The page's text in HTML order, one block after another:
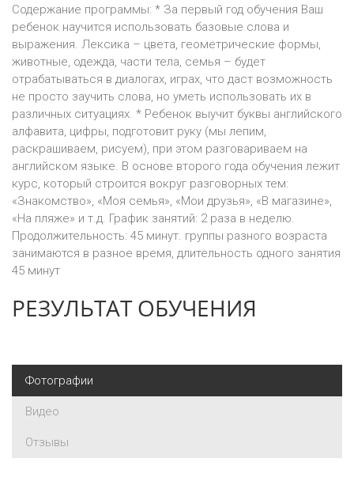
Содержание программы: * За первый год обучения Ваш
ребенок научится использовать базовые слова и
выражения. Лексика – цвета, геометрические формы,
животные, одежда, части тела, семья – будет
отрабатываться в диалогах, играх, что даст возможность
не просто заучить слова, но уметь использовать их в
различных ситуациях. * Ребенок выучит буквы английского
алфавита, цифры, подготовит руку (мы лепим,
раскрашиваем, рисуем), при этом разговариваем на
английском языке. В основе второго года обучения лежит
курс, который строится вокруг разговорных тем:
«Знакомство», «Моя семья», «Мои друзья», «В магазине»,
«На пляже» и т.д. График занятий: 2 раза в неделю.
Продолжительность: 45 минут. группы разного возраста
занимаются в разное время, длительность одного занятия
45 минут
РЕЗУЛЬТАТ ОБУЧЕНИЯ
Фотографии
Видео
Отзывы